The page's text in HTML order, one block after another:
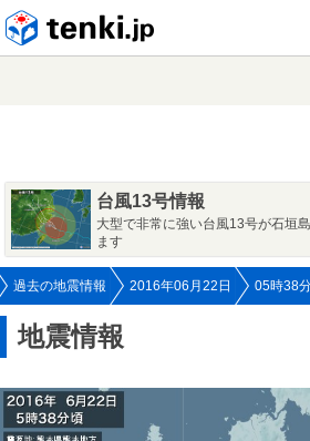
台風13号情報
大型で非常に強い台風13号が石垣
ます
過去の地震情報 2016年06月22日 05時38
地震情報